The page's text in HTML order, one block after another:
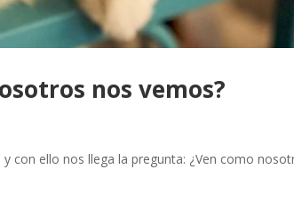
nos vemos?
con ello nos llega la pregunta: ¿Ven como